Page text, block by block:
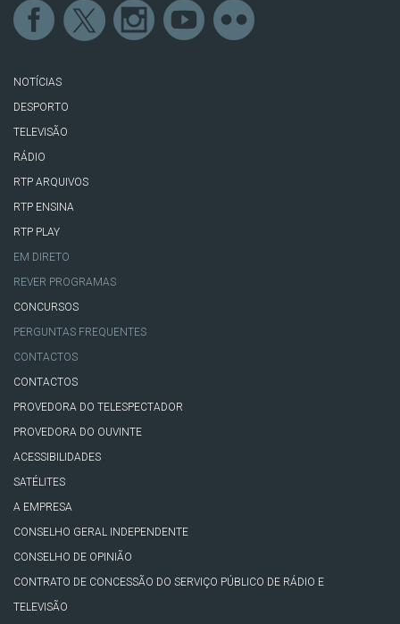
NOTÍCIAS
DESPORTO
TELEVISÃO
RÁDIO
RTP ARQUIVOS
RTP ENSINA
RTP PLAY
EM DIRETO
REVER PROGRAMAS
CONCURSOS
PERGUNTAS FREQUENTES
CONTACTOS
CONTACTOS
PROVEDORA DO TELESPECTADOR
PROVEDORA DO OUVINTE
ACESSIBILIDADES
SATÉLITES
A EMPRESA
CONSELHO GERAL INDEPENDENTE
CONSELHO DE OPINIÃO
CONTRATO DE CONCESSÃO DO SERVIÇO PÚBLICO DE RÁDIO E
TELEVISÃO